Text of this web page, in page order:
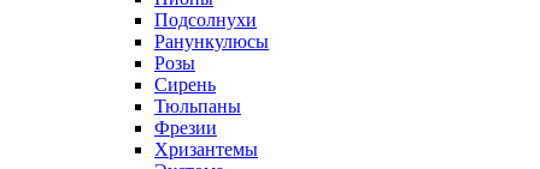
Подсолнухи
Ранункулюсы
Розы
Сирень
Тюльпаны
Фрезии
Хризантемы